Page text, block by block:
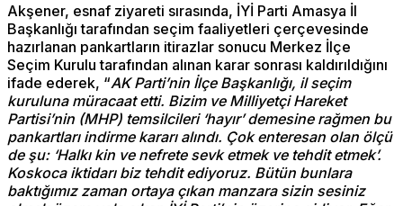
Akşener, esnaf ziyareti sırasında, İYİ Parti Amasya İl
Başkanlığı tarafından seçim faaliyetleri çerçevesinde
hazırlanan pankartların itirazlar sonucu Merkez İlçe
Seçim Kurulu tarafından alınan karar sonrası kaldırıldığını
ifade ederek, “AK Parti’nin İlçe Başkanlığı, il seçim
kuruluna müracaat etti. Bizim ve Milliyetçi Hareket
Partisi’nin (MHP) temsilcileri ‘hayır’ demesine rağmen bu
pankartları indirme kararı alındı. Çok enteresan olan ölçü
de şu: ‘Halkı kin ve nefrete sevk etmek ve tehdit etmek’.
Koskoca iktidarı biz tehdit ediyoruz. Bütün bunlara
baktığımız zaman ortaya çıkan manzara sizin sesiniz